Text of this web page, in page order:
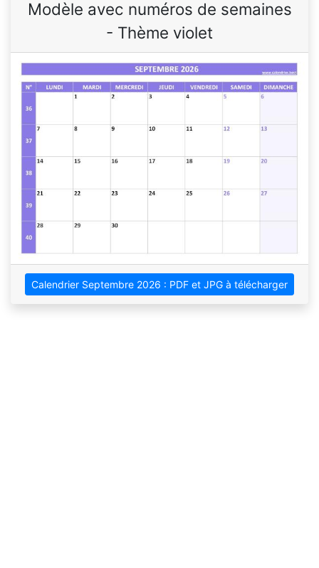
Modèle avec numéros de semaines
- Thème violet
Calendrier Septembre 2026 : PDF et JPG à télécharger